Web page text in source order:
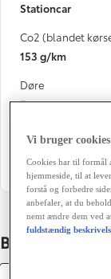
Stationcar
Co2 (blandet
153 g/km
Døre
5
Energiklasse
Bildetaljer
Vi bruger
Cookies har til formål
hjemmeside, til at
forstå og forbedre
anbefaler, at du
nemt ændre dem ved
fuldstændig